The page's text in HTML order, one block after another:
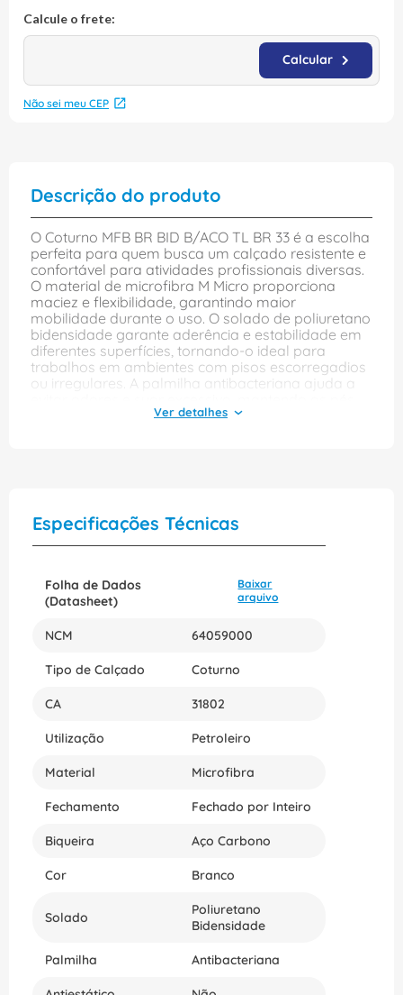
Não sei meu CEP
Descrição do produto
O Coturno MFB BR BID B/ACO TL BR 33 é a escolha
perfeita para quem busca um calçado resistente e
confortável para atividades profissionais diversas.
O material de microfibra M Micro proporciona
maciez e flexibilidade, garantindo maior
mobilidade durante o uso. O solado de poliuretano
bidensidade garante aderência e estabilidade em
diferentes superfícies, tornando-o ideal para
trabalhos em ambientes com pisos escorregadios
ou irregulares. A palmilha antibacteriana ajuda a
mais secos e confortáveis. Para proteção, o
diferentes ambientes profissionais. Seu tamanho 33
é ideal para quem procura um calçado com ajuste
preciso e confortável. Este coturno é ideal para uso
trabalhos com eletricidade até atividades de
construção civil, mecânica e outras áreas que
exigem proteção e resistência nos pés. Escolha o
Coturno MFB BR BID B/ACO TL BR 33 da marca
Marlúvas para garantir segurança e conforto no
tenha um calçado resistente e durável para todas
Especificações Técnicas
Folha de Dados
(Datasheet)
Baixar
arquivo
NCM 64059000
Tipo de Calçado Coturno
CA 31802
Utilização Petroleiro
Material Microfibra
Fechamento Fechado por Inteiro
Biqueira Aço Carbono
Cor Branco
Solado
Poliuretano
Bidensidade
Palmilha Antibacteriana